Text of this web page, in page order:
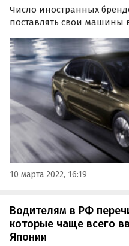
Число иностранных
поставлять свои машины
ним примкнули Nissan,
10 марта 2022, 16:19
Водителям в РФ
которые чаще всего
Японии